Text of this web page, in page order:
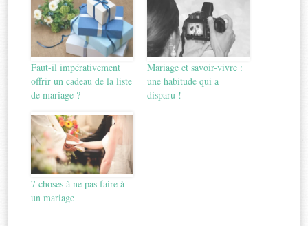
Faut-il impérativement
offrir un cadeau de la liste
de mariage ?
Mariage et savoir-vivre :
une habitude qui a
disparu !
7 choses à ne pas faire à
un mariage